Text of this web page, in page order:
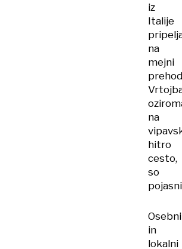
iz
Italije
na
mejni
prehod
na
hitro
cesto,
so
Osebni
in
lokalni